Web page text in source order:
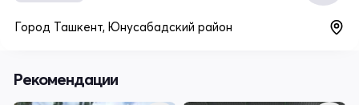
Город Ташкент, Юнусабадский район
Рекомендации